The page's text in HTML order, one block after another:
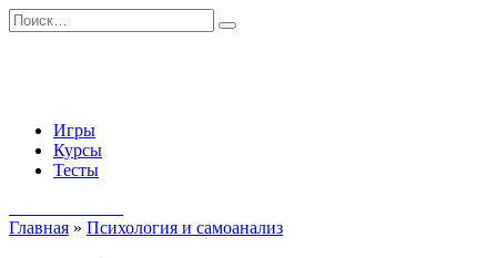
Перейти
к
Search
for:
Игры
Курсы
Тесты
Главная » Психология и самоанализ